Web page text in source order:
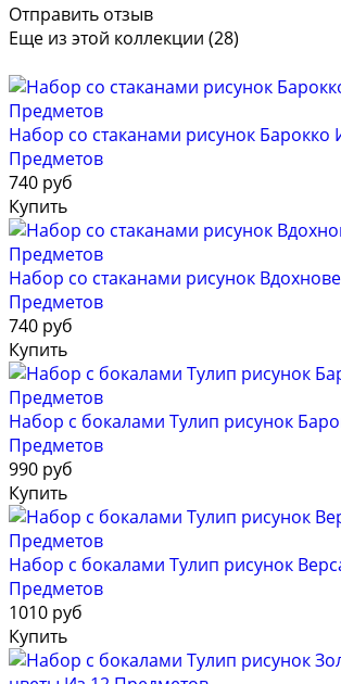
Отправить отзыв
Еще из этой коллекции (28)
Набор со стаканами рисунок Барокко
Предметов
740 руб
Купить
Набор со стаканами рисунок
Предметов
740 руб
Купить
Набор с бокалами Тулип рисунок
Предметов
990 руб
Купить
Набор с бокалами Тулип рисунок
Предметов
1010 руб
Купить